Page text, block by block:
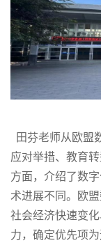
田芬老师从欧盟
应对举措、教育
方面，介绍了数
术进展不同。欧
社会经济快速变
力，确定优先项